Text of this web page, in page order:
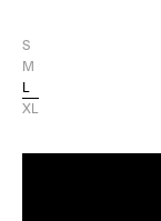
S
M
XL